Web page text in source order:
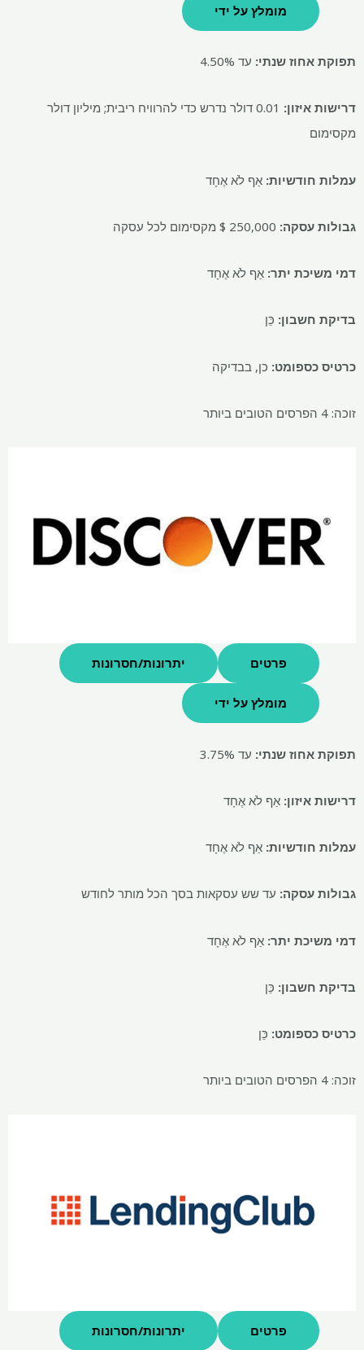
מומלץ על ידי
תפוקת אחוז שנתי: עד 4.50%
דרישות איזון:
0.01 דולר נדרש כדי להרוויח ריבית; מיליון דולר
מקסימום
עמלות חודשיות: אַף לֹא אֶחָד
גבולות עסקה: 250,000 $ מקסימום לכל עסקה
דמי משיכת יתר: אַף לֹא אֶחָד
בדיקת חשבון: כֵּן
כרטיס כספומט: כן, בבדיקה
זוכה: 4 הפרסים הטובים ביותר
פרטים יתרונות/חסרונות
מומלץ על ידי
תפוקת אחוז שנתי: עד 3.75%
דרישות איזון: אַף לֹא אֶחָד
עמלות חודשיות: אַף לֹא אֶחָד
גבולות עסקה: עד שש עסקאות בסך הכל מותר לחודש
דמי משיכת יתר: אַף לֹא אֶחָד
בדיקת חשבון: כֵּן
כרטיס כספומט: כֵּן
זוכה: 4 הפרסים הטובים ביותר
פרטים יתרונות/חסרונות